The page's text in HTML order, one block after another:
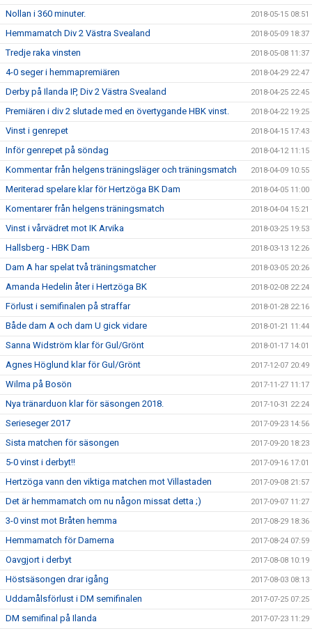
Nollan i 360 minuter. 2018-05-15 08:51
Hemmamatch Div 2 Västra Svealand 2018-05-09 18:37
Tredje raka vinsten 2018-05-08 11:37
4-0 seger i hemmapremiären 2018-04-29 22:47
Derby på Ilanda IP, Div 2 Västra Svealand 2018-04-25 22:45
Premiären i div 2 slutade med en övertygande HBK vinst. 2018-04-22 19:25
Vinst i genrepet 2018-04-15 17:43
Inför genrepet på söndag 2018-04-12 11:15
Kommentar från helgens träningsläger och träningsmatch 2018-04-09 10:55
Meriterad spelare klar för Hertzöga BK Dam 2018-04-05 11:00
Komentarer från helgens träningsmatch 2018-04-04 15:21
Vinst i vårvädret mot IK Arvika 2018-03-25 19:53
Hallsberg - HBK Dam 2018-03-13 12:26
Dam A har spelat två träningsmatcher 2018-03-05 20:26
Amanda Hedelin åter i Hertzöga BK 2018-02-08 22:24
Förlust i semifinalen på straffar 2018-01-28 22:16
Både dam A och dam U gick vidare 2018-01-21 11:44
Sanna Widström klar för Gul/Grönt 2018-01-17 14:01
Agnes Höglund klar för Gul/Grönt 2017-12-07 20:49
Wilma på Bosön 2017-11-27 11:17
Nya tränarduon klar för säsongen 2018. 2017-10-31 22:24
Serieseger 2017 2017-09-23 14:56
Sista matchen för säsongen 2017-09-20 18:23
5-0 vinst i derbyt!! 2017-09-16 17:01
Hertzöga vann den viktiga matchen mot Villastaden 2017-09-08 21:57
Det är hemmamatch om nu någon missat detta ;) 2017-09-07 11:27
3-0 vinst mot Bråten hemma 2017-08-29 18:36
Hemmamatch för Damerna 2017-08-24 07:59
Oavgjort i derbyt 2017-08-08 10:19
Höstsäsongen drar igång 2017-08-03 08:13
Uddamålsförlust i DM semifinalen 2017-07-25 07:25
DM semifinal på Ilanda 2017-07-23 11:29